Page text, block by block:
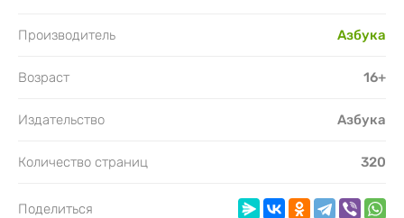
Производитель Азбука
Возраст 16+
Издательство Азбука
Количество страниц 320
Поделиться